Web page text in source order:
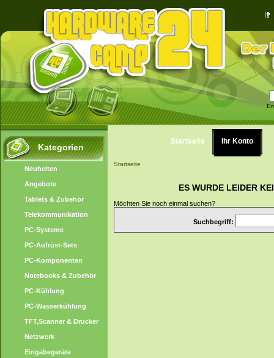
Kategorien
Neuheiten
Angebote
Tablets & Zubehör
Telekommunikation
PC-Systeme
PC-Aufrüst-Sets
PC-Komponenten
Notebooks & Zubehör
PC-Kühlung
PC-Wasserkühlung
TFT,Scanner & Drucker
Netzwerk
Eingabegeräte
Startseite Ihr Konto
Startseite
ES WURDE LEIDER
Möchten Sie noch einmal suchen?
Suchbegriff: